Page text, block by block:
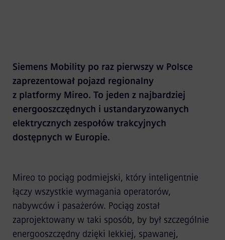
Siemens Mobility po raz pierwszy w Polsce
zaprezentował pojazd regionalny
z platformy Mireo. To jeden z najbardziej
energooszczędnych i ustandaryzowanych
elektrycznych zespołów trakcyjnych
dostępnych w Europie.
Mireo to pociąg podmiejski, który inteligentnie
łączy wszystkie wymagania operatorów,
nabywców i pasażerów. Pociąg został
zaprojektowany w taki sposób, by był szczególnie
energooszczędny dzięki lekkiej, spawanej,